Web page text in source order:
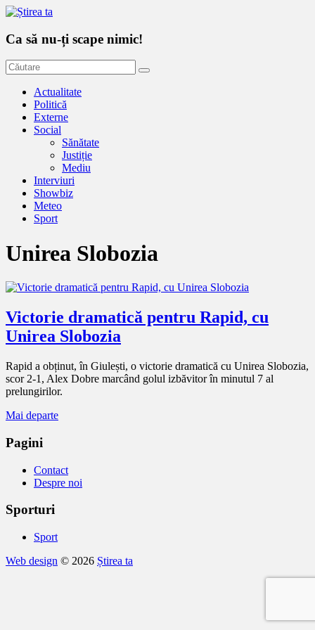
Ca să nu-ți scape nimic!
Actualitate
Politică
Externe
Social
Sănătate
Justiție
Mediu
Interviuri
Showbiz
Meteo
Sport
Unirea Slobozia
Victorie dramatică pentru Rapid, cu
Unirea Slobozia
Rapid a obținut, în Giulești, o victorie dramatică cu Unirea Slobozia,
scor 2-1, Alex Dobre marcând golul izbăvitor în minutul 7 al
prelungirilor.
Mai departe
Pagini
Contact
Despre noi
Sporturi
Sport
Web design © 2026 Știrea ta